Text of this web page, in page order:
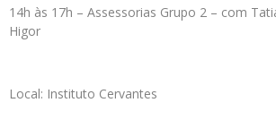
14h às 17h – Assessorias Grupo 2 – com
Higor
Local: Instituto Cervantes